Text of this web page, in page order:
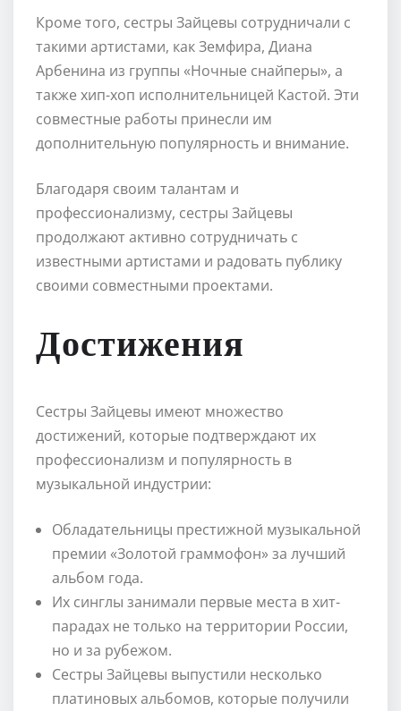
Кроме того, сестры Зайцевы сотрудничали с
такими артистами, как Земфира, Диана
Арбенина из группы «Ночные снайперы», а
также хип-хоп исполнительницей Кастой. Эти
совместные работы принесли им
дополнительную популярность и внимание.
Благодаря своим талантам и
профессионализму, сестры Зайцевы
продолжают активно сотрудничать с
известными артистами и радовать публику
своими совместными проектами.
Достижения
Сестры Зайцевы имеют множество
достижений, которые подтверждают их
профессионализм и популярность в
музыкальной индустрии:
Обладательницы престижной музыкальной
премии «Золотой граммофон» за лучший
альбом года.
Их синглы занимали первые места в хит-
парадах не только на территории России,
но и за рубежом.
Сестры Зайцевы выпустили несколько
платиновых альбомов, которые получили